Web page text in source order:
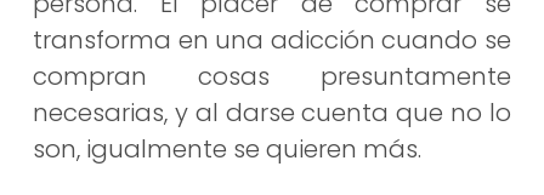
transforma en una adicción cuando se
compran cosas presuntamente
necesarias, y al darse cuenta que no lo
son, igualmente se quieren más.